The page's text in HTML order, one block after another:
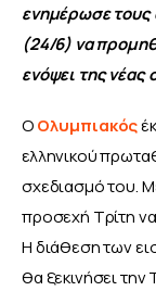
ενημέρωσε τους
(24/6) να
ενόψει της νέας
Ο Ολυμπιακός
ελληνικού
σχεδιασμό του.
προσεχή Τρίτη
Η διάθεση των
θα ξεκινήσει